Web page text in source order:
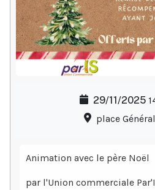
29/11/2025
place
Animation avec le père Noël
par l'Union commerciale